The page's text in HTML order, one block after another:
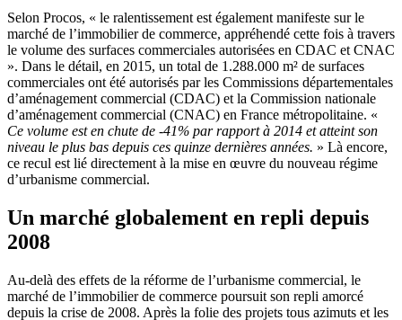
Selon Procos, « le ralentissement est également manifeste sur le
marché de l’immobilier de commerce, appréhendé cette fois à travers
le volume des surfaces commerciales autorisées en CDAC et CNAC
». Dans le détail, en 2015, un total de 1.288.000 m² de surfaces
commerciales ont été autorisés par les Commissions départementales
d’aménagement commercial (CDAC) et la Commission nationale
d’aménagement commercial (CNAC) en France métropolitaine. «
Ce volume est en chute de -41% par rapport à 2014 et atteint son
niveau le plus bas depuis ces quinze dernières années. » Là encore,
ce recul est lié directement à la mise en œuvre du nouveau régime
d’urbanisme commercial.
Un marché globalement en repli depuis
2008
Au-delà des effets de la réforme de l’urbanisme commercial, le
marché de l’immobilier de commerce poursuit son repli amorcé
depuis la crise de 2008. Après la folie des projets tous azimuts et les